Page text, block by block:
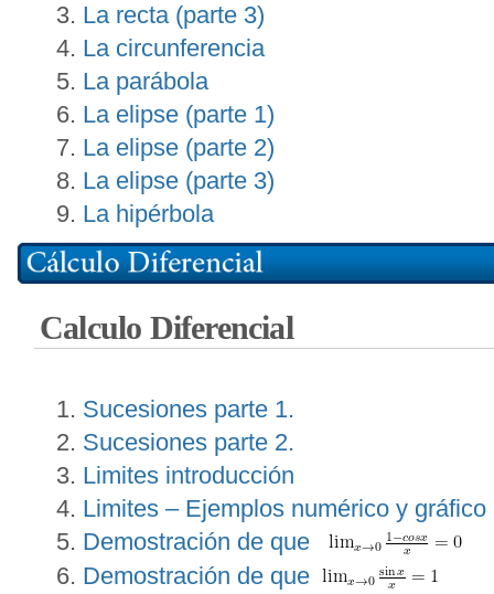
La recta (parte 3)
La circunferencia
La parábola
La elipse (parte 1)
La elipse (parte 2)
La elipse (parte 3)
La hipérbola
Calculo Diferencial
Sucesiones parte 1.
Sucesiones parte 2.
Limites introducción
Limites – Ejemplos numérico y gráfico
Demostración de que
Demostración de que